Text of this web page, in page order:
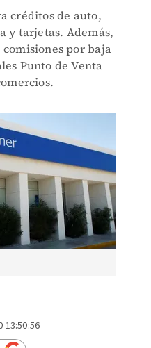
créditos de auto,
y tarjetas. Además,
por baja
Punto de Venta
13:50:56